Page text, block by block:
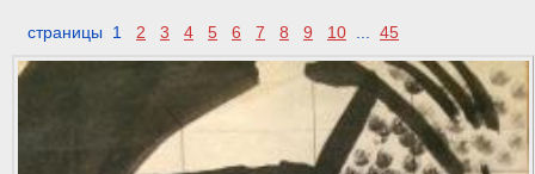
страницы 1 2 3 4 5 6 7 8 9 10 ... 45